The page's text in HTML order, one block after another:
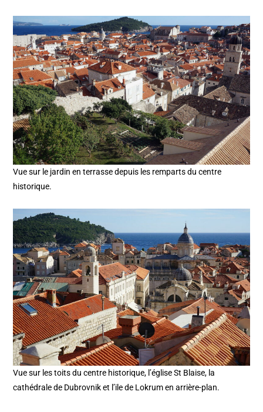
Vue sur le jardin en terrasse depuis les remparts du centre
historique.
Vue sur les toits du centre historique, l’église St Blaise, la
cathédrale de Dubrovnik et l’ile de Lokrum en arrière-plan.